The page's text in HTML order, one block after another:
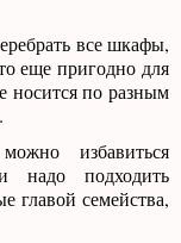
все шкафы,
еще пригодно для
носится по разным
избавиться
надо подходить
главой семейства,